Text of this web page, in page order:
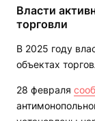
Власти
торговли
В 2025 году
объектах
28 февраля